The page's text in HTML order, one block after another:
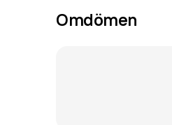
Omdömen